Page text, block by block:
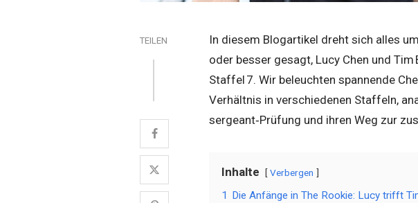
TEILEN In diesem Blogartikel dreht sich alles
oder besser gesagt, Lucy Chen und
Staffel 7. Wir beleuchten spannende
Verhältnis in verschiedenen Staffeln,
sergeant‑Prüfung und ihren Weg zur
Inhalte Verbergen
1 Die Anfänge in The Rookie: Lucy trifft